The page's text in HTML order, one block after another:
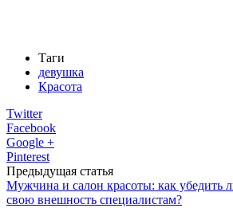
Таги
девушка
Красота
Twitter
Facebook
Google +
Pinterest
Предыдущая статья
Мужчина и салон красоты: как убедить
свою внешность специалистам?